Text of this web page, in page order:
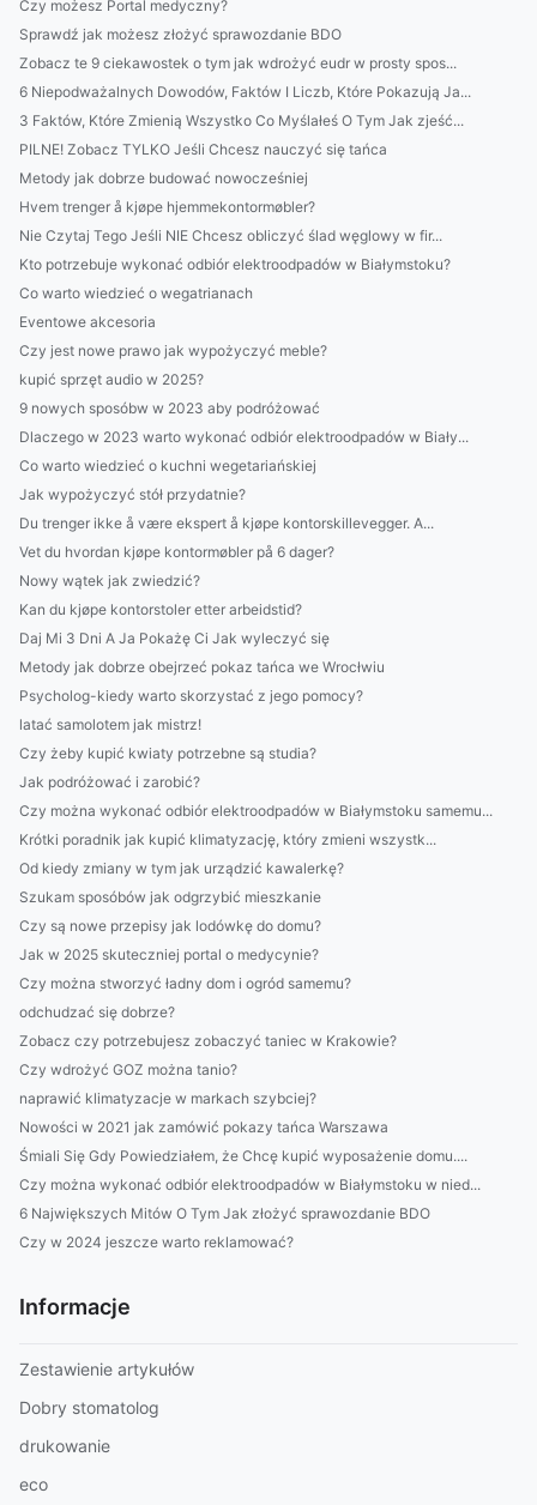
Czy możesz Portal medyczny?
Sprawdź jak możesz złożyć sprawozdanie BDO
Zobacz te 9 ciekawostek o tym jak wdrożyć eudr w prosty spos...
6 Niepodważalnych Dowodów, Faktów I Liczb, Które Pokazują Ja...
3 Faktów, Które Zmienią Wszystko Co Myślałeś O Tym Jak zjeść...
PILNE! Zobacz TYLKO Jeśli Chcesz nauczyć się tańca
Metody jak dobrze budować nowocześniej
Hvem trenger å kjøpe hjemmekontormøbler?
Nie Czytaj Tego Jeśli NIE Chcesz obliczyć ślad węglowy w fir...
Kto potrzebuje wykonać odbiór elektroodpadów w Białymstoku?
Co warto wiedzieć o wegatrianach
Eventowe akcesoria
Czy jest nowe prawo jak wypożyczyć meble?
kupić sprzęt audio w 2025?
9 nowych sposóbw w 2023 aby podróżować
Dlaczego w 2023 warto wykonać odbiór elektroodpadów w Biały...
Co warto wiedzieć o kuchni wegetariańskiej
Jak wypożyczyć stół przydatnie?
Du trenger ikke å være ekspert å kjøpe kontorskillevegger. A...
Vet du hvordan kjøpe kontormøbler på 6 dager?
Nowy wątek jak zwiedzić?
Kan du kjøpe kontorstoler etter arbeidstid?
Daj Mi 3 Dni A Ja Pokażę Ci Jak wyleczyć się
Metody jak dobrze obejrzeć pokaz tańca we Wrocłwiu
Psycholog-kiedy warto skorzystać z jego pomocy?
latać samolotem jak mistrz!
Czy żeby kupić kwiaty potrzebne są studia?
Jak podróżować i zarobić?
Czy można wykonać odbiór elektroodpadów w Białymstoku samemu...
Krótki poradnik jak kupić klimatyzację, który zmieni wszystk...
Od kiedy zmiany w tym jak urządzić kawalerkę?
Szukam sposóbów jak odgrzybić mieszkanie
Czy są nowe przepisy jak lodówkę do domu?
Jak w 2025 skuteczniej portal o medycynie?
Czy można stworzyć ładny dom i ogród samemu?
odchudzać się dobrze?
Zobacz czy potrzebujesz zobaczyć taniec w Krakowie?
Czy wdrożyć GOZ można tanio?
naprawić klimatyzacje w markach szybciej?
Nowości w 2021 jak zamówić pokazy tańca Warszawa
Śmiali Się Gdy Powiedziałem, że Chcę kupić wyposażenie domu....
Czy można wykonać odbiór elektroodpadów w Białymstoku w nied...
6 Największych Mitów O Tym Jak złożyć sprawozdanie BDO
Czy w 2024 jeszcze warto reklamować?
Informacje
Zestawienie artykułów
Dobry stomatolog
drukowanie
eco